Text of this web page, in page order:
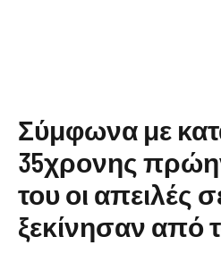
Σύμφωνα με
35χρονης
του οι απειλές
ξεκίνησαν από